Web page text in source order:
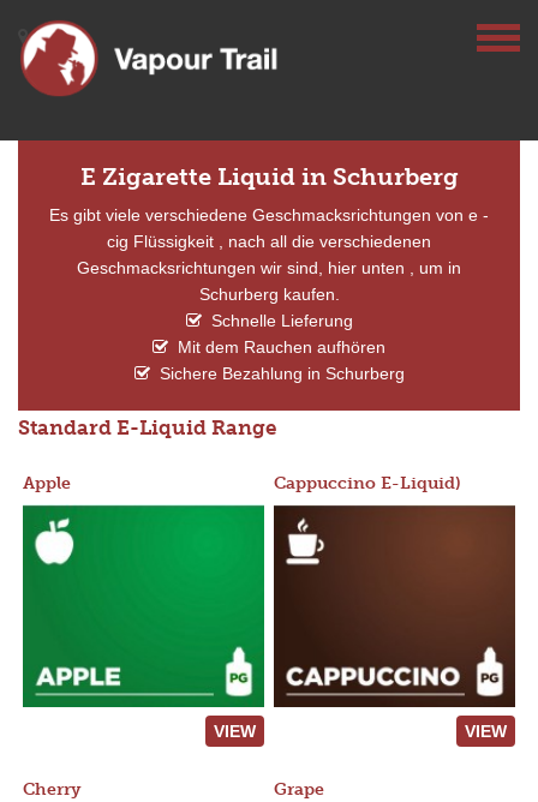
E Zigarette Liquid in Schurberg
Es gibt viele verschiedene Geschmacksrichtungen von e -
cig Flüssigkeit , nach all die verschiedenen
Geschmacksrichtungen wir sind, hier unten , um in
Schurberg kaufen.
Schnelle Lieferung
Mit dem Rauchen aufhören
Sichere Bezahlung in Schurberg
Standard E-Liquid Range
Apple
VIEW
Cappuccino E-Liquid)
VIEW
Cherry Grape